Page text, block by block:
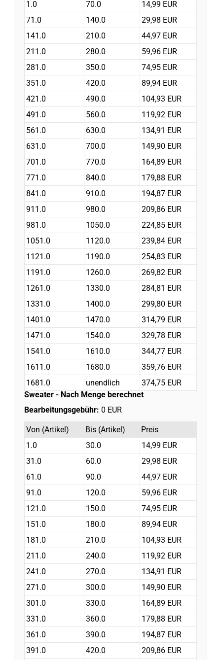
1.0 70.0
14,99 EUR
71.0
140.0
29,98 EUR
141.0
210.0
44,97 EUR
211.0
280.0
59,96 EUR
281.0
350.0
74,95 EUR
351.0
420.0
89,94 EUR
421.0
490.0
104,93 EUR
491.0
560.0
119,92 EUR
561.0
630.0
134,91 EUR
631.0
700.0
149,90 EUR
701.0
770.0
164,89 EUR
771.0
840.0
179,88 EUR
841.0
910.0
194,87 EUR
911.0
980.0
209,86 EUR
981.0
1050.0
224,85 EUR
1051.0
1120.0
239,84 EUR
1121.0
1190.0
254,83 EUR
1191.0
1260.0
269,82 EUR
1261.0
1330.0
284,81 EUR
1331.0
1400.0
299,80 EUR
1401.0
1470.0
314,79 EUR
1471.0
1540.0
329,78 EUR
1541.0
1610.0
344,77 EUR
1611.0
1680.0
359,76 EUR
1681.0
unendlich
374,75 EUR
Sweater - Nach Menge berechnet
Bearbeitungsgebühr: 0 EUR
Von (Artikel) Bis (Artikel)
Preis
1.0
30.0
14,99 EUR
31.0
60.0
29,98 EUR
61.0
90.0
44,97 EUR
91.0
120.0
59,96 EUR
121.0
150.0
74,95 EUR
151.0
180.0
89,94 EUR
181.0
210.0
104,93 EUR
211.0
240.0
119,92 EUR
241.0
270.0
134,91 EUR
271.0
300.0
149,90 EUR
301.0
330.0
164,89 EUR
331.0
360.0
179,88 EUR
361.0
390.0
194,87 EUR
391.0
420.0
209,86 EUR